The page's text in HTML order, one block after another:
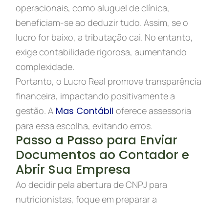
operacionais, como aluguel de clínica,
beneficiam-se ao deduzir tudo. Assim, se o
lucro for baixo, a tributação cai. No entanto,
exige contabilidade rigorosa, aumentando
complexidade.
Portanto, o Lucro Real promove transparência
financeira, impactando positivamente a
gestão. A Mas Contábiloferece assessoria
para essa escolha, evitando erros.
Passo a Passo para Enviar
Documentos ao Contador e
Abrir Sua Empresa
Ao decidir pela abertura de CNPJ para
nutricionistas, foque em preparar a